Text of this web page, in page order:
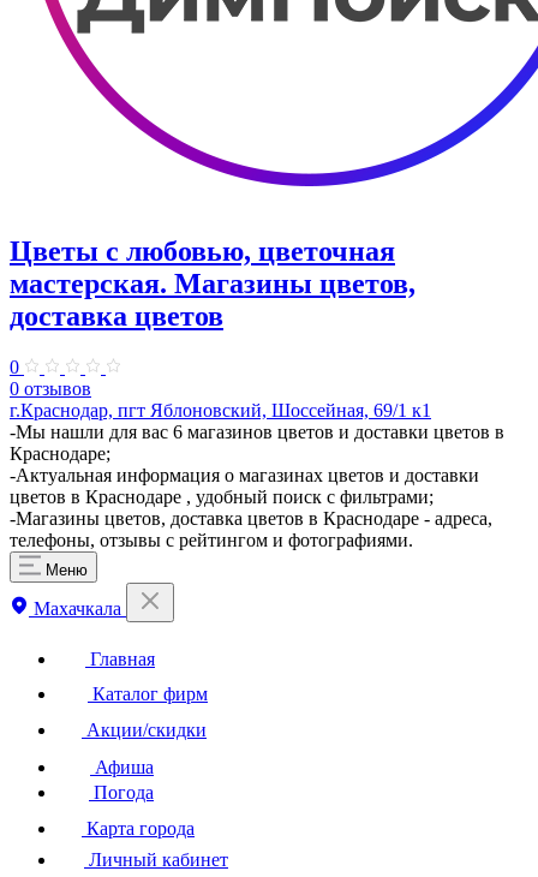
Цветы с любовью, цветочная
мастерская. Магазины цветов,
доставка цветов
0
0 отзывов
г.Краснодар, пгт Яблоновский, Шоссейная, 69/1 к1
-Мы нашли для вас 6 магазинов цветов и доставки цветов в
Краснодаре;
-Актуальная информация о магазинах цветов и доставки
цветов в Краснодаре , удобный поиск с фильтрами;
-Магазины цветов, доставка цветов в Краснодаре - адреса,
телефоны, отзывы с рейтингом и фотографиями.
Меню
Махачкала
Главная
Каталог фирм
Акции/скидки
Афиша
Погода
Карта города
Личный кабинет